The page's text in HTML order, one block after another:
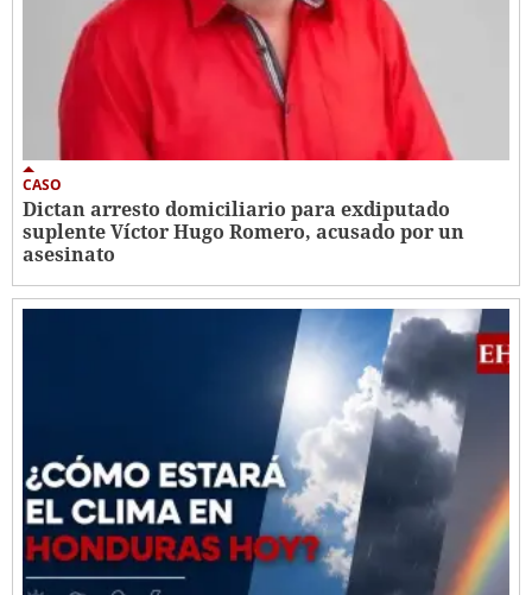
CASO
Dictan arresto domiciliario para exdiputado
suplente Víctor Hugo Romero, acusado por un
asesinato